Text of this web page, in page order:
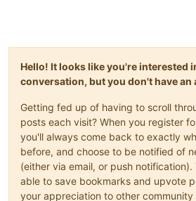
Hello! It looks like you're interested
conversation, but you don't have an
Getting fed up of having to scroll
posts each visit? When you register
you'll always come back to exactly
before, and choose to be notified of
(either via email, or push notification).
able to save bookmarks and upvote
your appreciation to other community